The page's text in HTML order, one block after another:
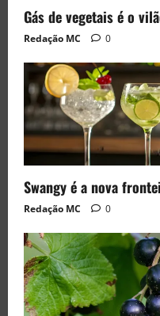
Gás de vegetais é o
Redação MC 0
Swangy é a nova
Redação MC 0